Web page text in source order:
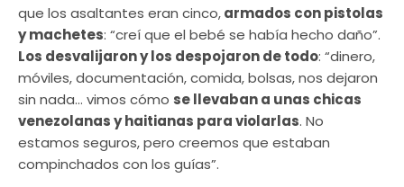
que los asaltantes eran cinco,armados con pistolas
y machetes: “creí que el bebé se había hecho daño”.
Los desvalijaron y los despojaron de todo: “dinero,
móviles, documentación, comida, bolsas, nos dejaron
sin nada… vimos cómo se llevaban a unas chicas
venezolanas y haitianas para violarlas. No
estamos seguros, pero creemos que estaban
compinchados con los guías”.